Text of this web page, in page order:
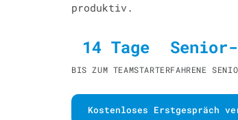
produktiv.
14 Tage
BIS ZUM TEAMSTARTERFAHRENE
Kostenloses Erstgespräch